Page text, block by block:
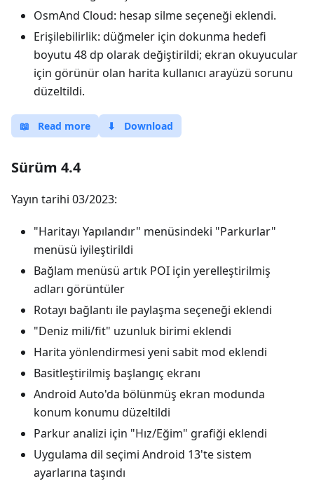
OsmAnd Cloud: hesap silme seçeneği eklendi.
Erişilebilirlik: düğmeler için dokunma hedefi
boyutu 48 dp olarak değiştirildi; ekran okuyucular
için görünür olan harita kullanıcı arayüzü sorunu
düzeltildi.
📖 Read more ⬇ Download
Sürüm 4.4
Yayın tarihi 03/2023:
"Haritayı Yapılandır" menüsindeki "Parkurlar"
menüsü iyileştirildi
Bağlam menüsü artık POI için yerelleştirilmiş
adları görüntüler
Rotayı bağlantı ile paylaşma seçeneği eklendi
"Deniz mili/fit" uzunluk birimi eklendi
Harita yönlendirmesi yeni sabit mod eklendi
Basitleştirilmiş başlangıç ekranı
Android Auto'da bölünmüş ekran modunda
konum konumu düzeltildi
Parkur analizi için "Hız/Eğim" grafiği eklendi
Uygulama dil seçimi Android 13'te sistem
ayarlarına taşındı